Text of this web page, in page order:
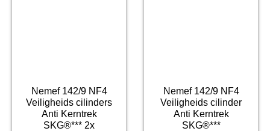
Nemef 142/9 NF4
Veiligheids cilinders
Anti Kerntrek
SKG®*** 2x
Nemef 142/9 NF4
Veiligheids cilinder
Anti Kerntrek
SKG®***